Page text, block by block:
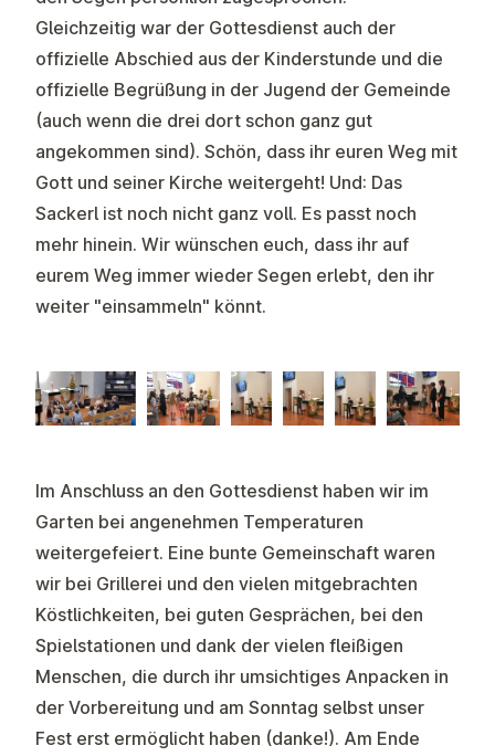
Gleichzeitig war der Gottesdienst auch der
offizielle Abschied aus der Kinderstunde und die
offizielle Begrüßung in der Jugend der Gemeinde
(auch wenn die drei dort schon ganz gut
angekommen sind). Schön, dass ihr euren Weg mit
Gott und seiner Kirche weitergeht! Und: Das
Sackerl ist noch nicht ganz voll. Es passt noch
mehr hinein. Wir wünschen euch, dass ihr auf
eurem Weg immer wieder Segen erlebt, den ihr
weiter "einsammeln" könnt.
Im Anschluss an den Gottesdienst haben wir im
Garten bei angenehmen Temperaturen
weitergefeiert. Eine bunte Gemeinschaft waren
wir bei Grillerei und den vielen mitgebrachten
Köstlichkeiten, bei guten Gesprächen, bei den
Spielstationen und dank der vielen fleißigen
Menschen, die durch ihr umsichtiges Anpacken in
der Vorbereitung und am Sonntag selbst unser
Fest erst ermöglicht haben (danke!). Am Ende